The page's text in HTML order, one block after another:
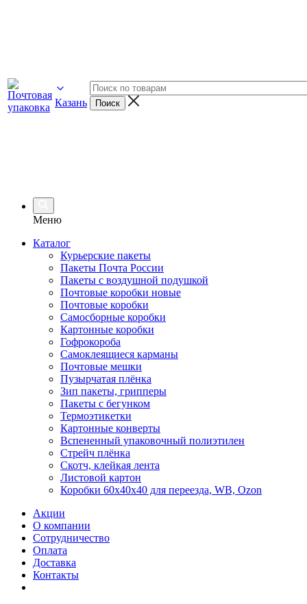
Казань
Меню
Каталог
Курьерские пакеты
Пакеты Почта России
Пакеты с воздушной подушкой
Почтовые коробки новые
Почтовые коробки
Самосборные коробки
Картонные коробки
Гофрокороба
Самоклеящиеся карманы
Почтовые мешки
Пузырчатая плёнка
Зип пакеты, грипперы
Пакеты с бегунком
Термоэтикетки
Картонные конверты
Вспененный упаковочный полиэтилен
Стрейч плёнка
Скотч, клейкая лента
Листовой картон
Коробки 60х40х40 для переезда, WB, Ozon
Акции
О компании
Сотрудничество
Оплата
Доставка
Контакты